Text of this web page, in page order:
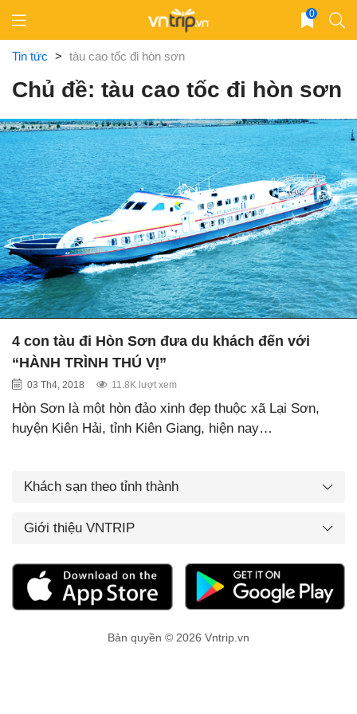
content
0
Tin tức > tàu cao tốc đi hòn sơn
Chủ đề: tàu cao tốc đi hòn sơn
4 con tàu đi Hòn Sơn đưa du khách đến với
“HÀNH TRÌNH THÚ VỊ”
03 Th4, 2018 11.8K lượt xem
Hòn Sơn là một hòn đảo xinh đẹp thuộc xã Lại Sơn,
huyện Kiên Hải, tỉnh Kiên Giang, hiện nay…
Khách sạn theo tỉnh thành
Giới thiệu VNTRIP
Bản quyền © 2026 Vntrip.vn